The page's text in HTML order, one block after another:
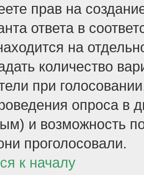
прав на
ответа в
на
количество
при
опроса в
и возможность
проголосовали.
к началу